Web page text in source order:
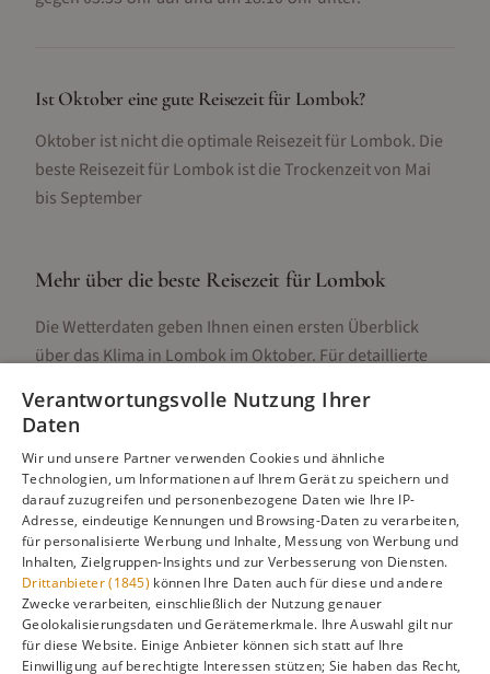
Ist Oktober eine gute Reisezeit für Lombok?
Oktober ist nicht die optimale Reisezeit für Lombok. Die
beste Reisezeit für Lombok ist die Trockenzeit von Mai
bis September
Mehr über die beste Reisezeit für Lombok
Die Wetterdaten geben Ihnen einen ersten Überblick
über das Klima in Lombokim Oktober. Für detaillierte
Unterschieden, Aktivitäten und Reisetipps besuchen Sie
Alle Infos zur besten Reisezeit Lombok
Gefällt dir diese Seite? Teile sie auf Pinterest!
Verantwortungsvolle Nutzung Ihrer
Daten
Wir und unsere Partner verwenden Cookies und ähnliche
Technologien, um Informationen auf Ihrem Gerät zu speichern und
darauf zuzugreifen und personenbezogene Daten wie Ihre IP-
Adresse, eindeutige Kennungen und Browsing-Daten zu verarbeiten,
für personalisierte Werbung und Inhalte, Messung von Werbung und
Inhalten, Zielgruppen-Insights und zur Verbesserung von Diensten.
Drittanbieter (1845) können Ihre Daten auch für diese und andere
Zwecke verarbeiten, einschließlich der Nutzung genauer
Geolokalisierungsdaten und Gerätemerkmale. Ihre Auswahl gilt nur
für diese Website. Einige Anbieter können sich statt auf Ihre
Einwilligung auf berechtigte Interessen stützen; Sie haben das Recht,